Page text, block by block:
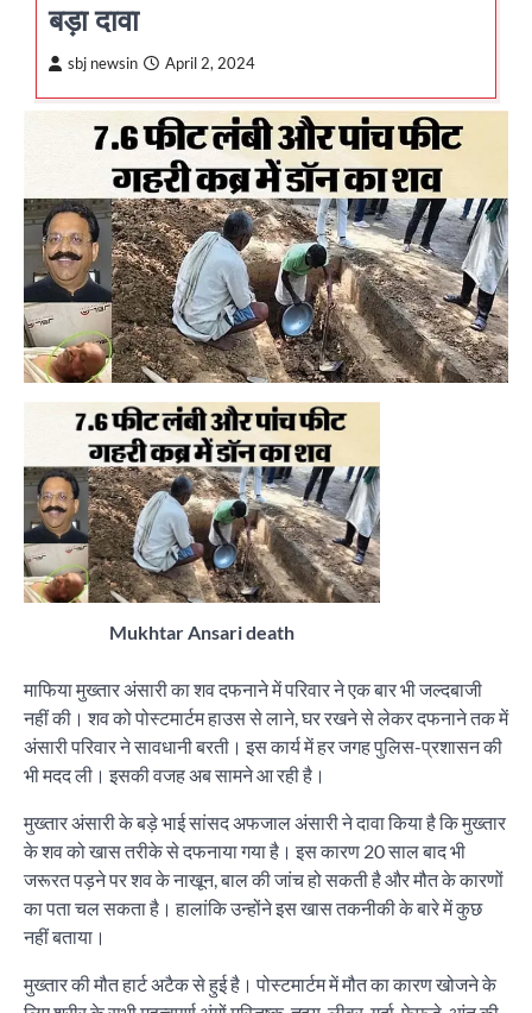
बड़ा दावा
sbj newsin April 2, 2024
Mukhtar Ansari death
माफिया मुख्तार अंसारी का शव दफनाने में परिवार ने एक बार भी जल्दबाजी
नहीं की। शव को पोस्टमार्टम हाउस से लाने, घर रखने से लेकर दफनाने तक में
अंसारी परिवार ने सावधानी बरती। इस कार्य में हर जगह पुलिस-प्रशासन की
भी मदद ली। इसकी वजह अब सामने आ रही है।
मुख्तार अंसारी के बड़े भाई सांसद अफजाल अंसारी ने दावा किया है कि मुख्तार
के शव को खास तरीके से दफनाया गया है। इस कारण 20 साल बाद भी
जरूरत पड़ने पर शव के नाखून, बाल की जांच हो सकती है और मौत के कारणों
का पता चल सकता है। हालांकि उन्होंने इस खास तकनीकी के बारे में कुछ
नहीं बताया।
मुख्तार की मौत हार्ट अटैक से हुई है। पोस्टमार्टम में मौत का कारण खोजने के